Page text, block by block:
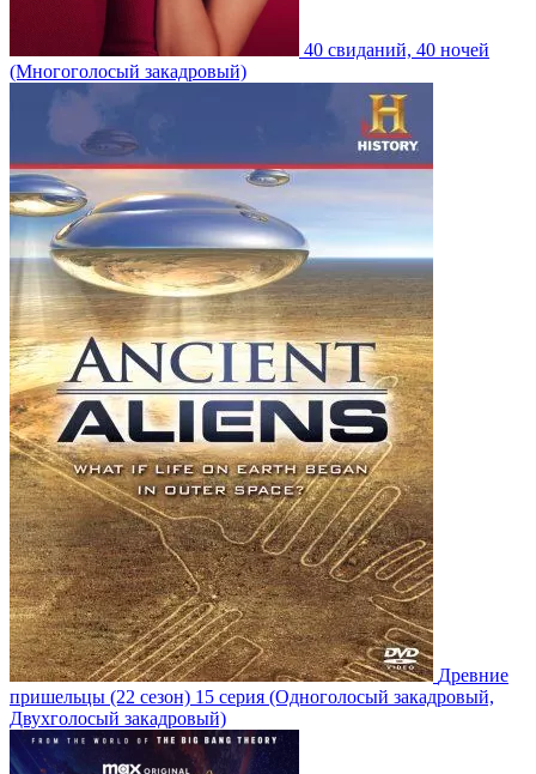
40 свиданий, 40 ночей
(Многоголосый закадровый)
Древние
пришельцы (22 сезон) 15 серия (Одноголосый закадровый,
Двухголосый закадровый)